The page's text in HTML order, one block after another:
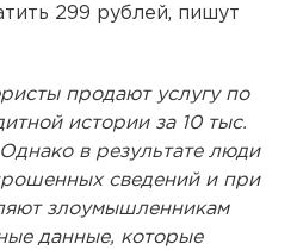
299 рублей, пишут
продают услугу по
истории за 10 тыс.
в результате люди
сведений и при
злоумышленникам
данные, которые